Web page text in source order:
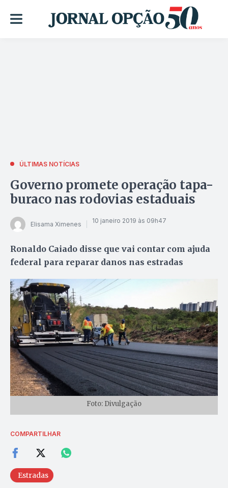
ÚLTIMAS NOTÍCIAS
Governo promete operação tapa-
buraco nas rodovias estaduais
Elisama Ximenes 10 janeiro 2019 às 09h47
Ronaldo Caiado disse que vai contar com ajuda
federal para reparar danos nas estradas
Foto: Divulgação
COMPARTILHAR
Estradas